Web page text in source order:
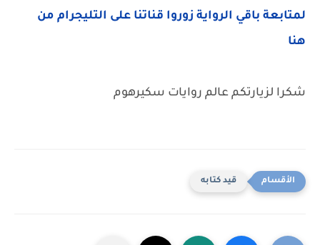
لمتابعة باقي الرواية زوروا قناتنا على التليجرام من
هنا
شكرا لزيارتكم عالم روايات سكيرهوم
قيد كتابه